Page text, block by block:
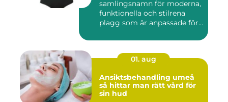
samlingsnamn för moderna,
funktionella och stilrena
plagg som är anpassade för...
01. aug
Ansiktsbehandling umeå
så hittar man rätt vård för
sin hud